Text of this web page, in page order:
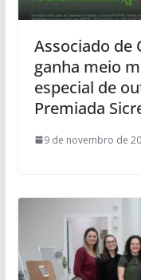
Associado de
ganha meio
especial de
Premiada
9 de novembro de